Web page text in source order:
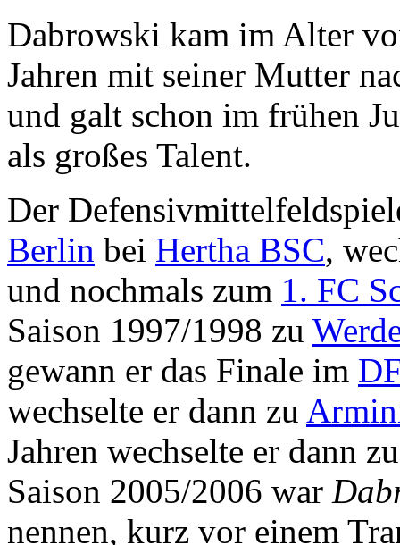
Dabrowski kam im Alter
Jahren mit seiner Mutter
und galt schon im frühen
als großes Talent.
Der
Berlin bei Hertha BSC,
und nochmals zum 1. FC
Saison 1997/1998 zu
gewann er das Finale im
wechselte er dann zu
Jahren wechselte er dann
Saison 2005/2006 war
nennen, kurz vor einem